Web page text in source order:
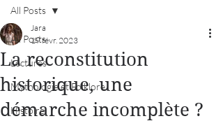
All Posts
Lectures
Mythologie et Folklore
Histoire
All Posts
La reconstitution
historique, une
démarche incomplète ?
Jara
19 févr. 2023